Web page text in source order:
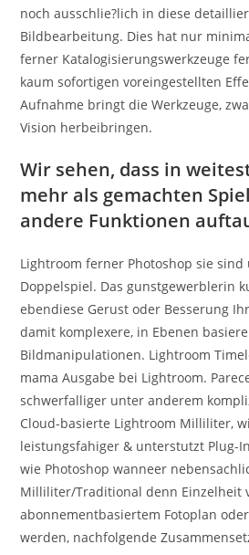
noch ausschlie?lich in diese
Bildbearbeitung. Dies hat nur
ferner Katalogisierungswerkzeuge
kaum sofortigen voreingestellten
Aufnahme bringt die Werkzeuge,
Vision herbeibringen.
Wir sehen, dass in
mehr als gemachten
andere Funktionen
Lightroom ferner Photoshop sie
Doppelspiel. Das gunstgewerblerin
ebendiese Gerust oder Besserung
damit komplexere, in Ebenen
Bildmanipulationen. Lightroom
mama Ausgabe bei Lightroom.
schwerfalliger unter anderem
Cloud-basierte Lightroom Milliliter,
leistungsfahiger & unterstutzt Plug-
wie Photoshop wanneer
Milliliter/Traditional denn Einzelheit
abonnementbasiertem Fotoplan
werden, nachfolgende